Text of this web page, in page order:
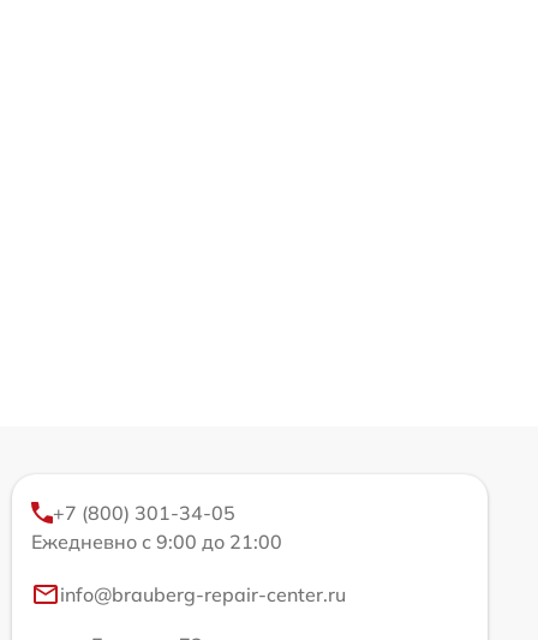
+7 (800) 301-34-05
Ежедневно с 9:00 до 21:00
info@brauberg-repair-center.ru